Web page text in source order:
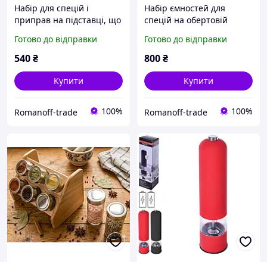
Набір для спецій і
приправ на підставці, що
Готово до відправки
540₴
Купити
Romanoff-trade 100%
Набір ємностей для
спецій на обертовій
Готово до відправки
800₴
Купити
Romanoff-trade 100%